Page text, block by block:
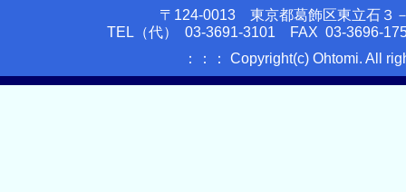
〒124-0013 東京都葛飾区東立石３
TEL（代） 03-3691-3101 FAX 03-3696-
：：： Copyright(c) Ohtomi. All